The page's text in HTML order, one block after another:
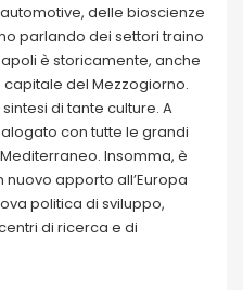
delle bioscienze
parlando dei settori traino
è storicamente, anche
del Mezzogiorno.
di tante culture. A
con tutte le grandi
Insomma, è
apporto all’Europa
politica di sviluppo,
di ricerca e di